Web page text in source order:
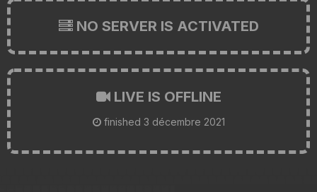
NO SERVER IS ACTIVATED
LIVE IS OFFLINE
finished 3 décembre 2021